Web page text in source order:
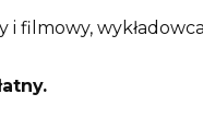
filmowy,